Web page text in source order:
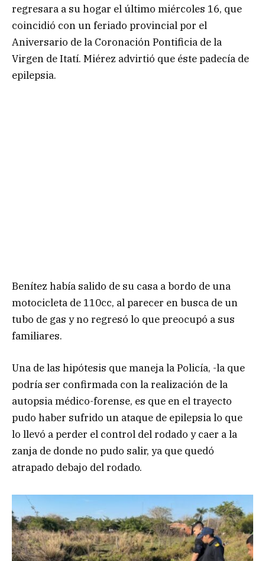
regresara a su hogar el último miércoles 16, que
coincidió con un feriado provincial por el
Aniversario de la Coronación Pontificia de la
Virgen de Itatí. Miérez advirtió que éste padecía de
epilepsia.
Benítez había salido de su casa a bordo de una
motocicleta de 110cc, al parecer en busca de un
tubo de gas y no regresó lo que preocupó a sus
familiares.
Una de las hipótesis que maneja la Policía, -la que
podría ser confirmada con la realización de la
autopsia médico-forense, es que en el trayecto
pudo haber sufrido un ataque de epilepsia lo que
lo llevó a perder el control del rodado y caer a la
zanja de donde no pudo salir, ya que quedó
atrapado debajo del rodado.